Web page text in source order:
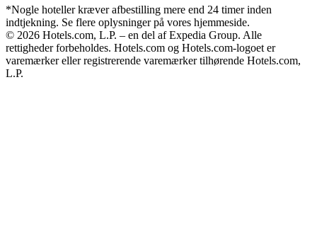
*Nogle hoteller kræver afbestilling mere end 24 timer inden
indtjekning. Se flere oplysninger på vores hjemmeside.
© 2026 Hotels.com, L.P. – en del af Expedia Group. Alle
rettigheder forbeholdes. Hotels.com og Hotels.com-logoet er
varemærker eller registrerende varemærker tilhørende Hotels.com,
L.P.